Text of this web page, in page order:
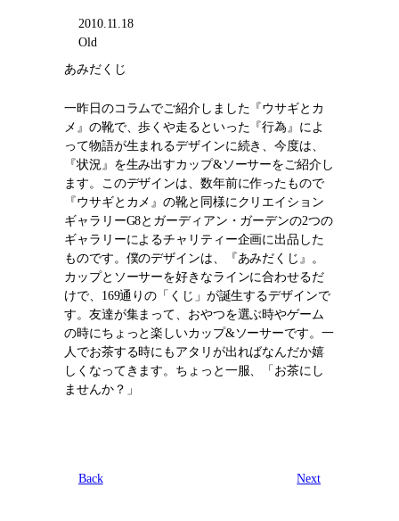
2010.11.18
Old
あみだくじ
一昨日のコラムでご紹介しました『ウサギとカ
メ』の靴で、歩くや走るといった『行為』によ
って物語が生まれるデザインに続き、今度は、
『状況』を生み出すカップ&ソーサーをご紹介し
ます。このデザインは、数年前に作ったもので
『ウサギとカメ』の靴と同様にクリエイション
ギャラリーG8とガーディアン・ガーデンの2つの
ギャラリーによるチャリティー企画に出品した
ものです。僕のデザインは、『あみだくじ』。
カップとソーサーを好きなラインに合わせるだ
けで、169通りの「くじ」が誕生するデザインで
す。友達が集まって、おやつを選ぶ時やゲーム
の時にちょっと楽しいカップ&ソーサーです。一
人でお茶する時にもアタリが出ればなんだか嬉
しくなってきます。ちょっと一服、「お茶にし
ませんか？」
Back Next